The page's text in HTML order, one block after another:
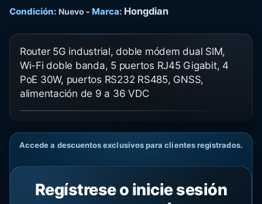
Condición: Nuevo - Marca: Hongdian
Router 5G industrial, doble módem dual SIM,
Wi-Fi doble banda, 5 puertos RJ45 Gigabit, 4
PoE 30W, puertos RS232 RS485, GNSS,
alimentación de 9 a 36 VDC
Accede a descuentos exclusivos para clientes registrados.
Regístrese o inicie sesión